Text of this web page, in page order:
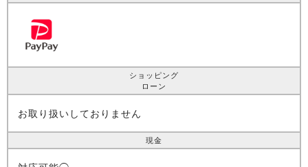
ショッピング
ローン
お取り扱いしておりません
現金